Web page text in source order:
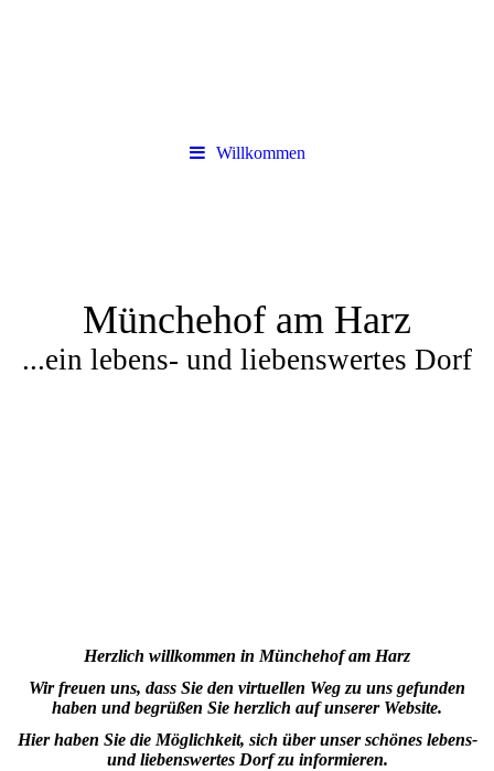
Willkommen
Münchehof am Harz
...ein lebens- und liebenswertes Dorf
Herzlich willkommen in Münchehof am Harz
Wir freuen uns, dass Sie den virtuellen Weg zu uns gefunden
haben und begrüßen Sie herzlich auf unserer Website.
Hier haben Sie die Möglichkeit, sich über unser schönes lebens-
und liebenswertes Dorf zu informieren.